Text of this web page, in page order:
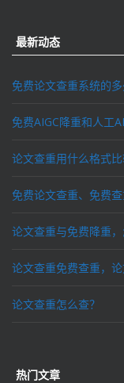
最新动态
免费论文查重系统的多
免费AIGC降重和人工
论文查重用什么格式
论文查重与免费降重，
论文查重怎么查？
热门文章